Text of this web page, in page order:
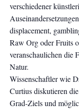
verschiedener
displacement,
Raw Org oder Fruits
veranschaulichen die
Natur.
Wissenschaftler wie
Curtius diskutieren
Grad-Ziels und